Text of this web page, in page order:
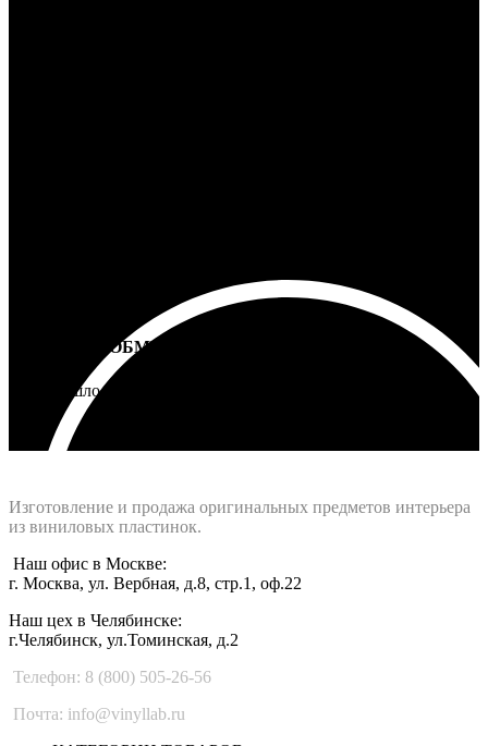
ВОЗВРАТ И ОБМЕН
Не подошло - вернем деньги
Изготовление и продажа оригинальных предметов интерьера
из виниловых пластинок.
Наш офис в Москве:
г. Москва, ул. Вербная, д.8, стр.1, оф.22
Наш цех в Челябинске:
г.Челябинск, ул.Томинская, д.2
Телефон: 8 (800) 505-26-56
Почта: info@vinyllab.ru